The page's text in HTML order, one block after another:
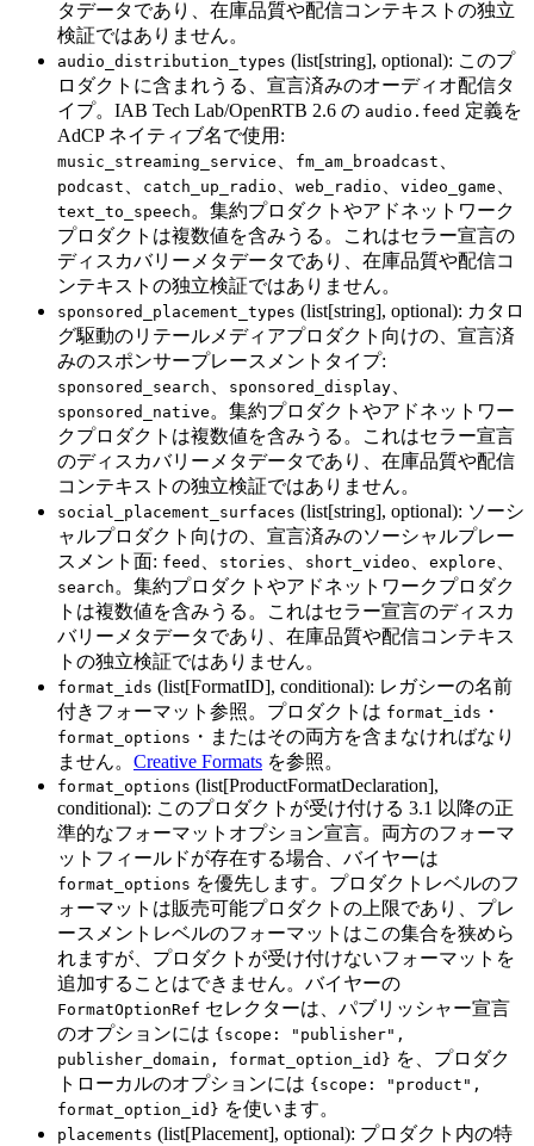
タデータであり、在庫品質や配信コンテキストの独立
検証ではありません。
audio_distribution_types (list[string], optional): このプ
ロダクトに含まれうる、宣言済みのオーディオ配信タ
イプ。IAB Tech Lab/OpenRTB 2.6 の audio.feed 定義を
AdCP ネイティブ名で使用:
music_streaming_service fm_am_broadcast
podcast catch_up_radio web_radio video_game
text_to_speech 。集約プロダクトやアドネットワーク
プロダクトは複数値を含みうる。これはセラー宣言の
ディスカバリーメタデータであり、在庫品質や配信コ
ンテキストの独立検証ではありません。
sponsored_placement_types (list[string], optional): カタロ
グ駆動のリテールメディアプロダクト向けの、宣言済
みのスポンサープレースメントタイプ:
sponsored_search sponsored_display
sponsored_native 。集約プロダクトやアドネットワー
クプロダクトは複数値を含みうる。これはセラー宣言
のディスカバリーメタデータであり、在庫品質や配信
コンテキストの独立検証ではありません。
social_placement_surfaces (list[string], optional): ソーシ
ャルプロダクト向けの、宣言済みのソーシャルプレー
スメント面: feed stories short_video explore
search 。集約プロダクトやアドネットワークプロダク
トは複数値を含みうる。これはセラー宣言のディスカ
バリーメタデータであり、在庫品質や配信コンテキス
トの独立検証ではありません。
format_ids (list[FormatID], conditional): レガシーの名前
付きフォーマット参照。プロダクトは format_ids ・
format_options ・またはその両方を含まなければなり
ません。 Creative Formats を参照。
format_options (list[ProductFormatDeclaration],
conditional): このプロダクトが受け付ける 3.1 以降の正
準的なフォーマットオプション宣言。両方のフォーマ
ットフィールドが存在する場合、バイヤーは
format_options を優先します。プロダクトレベルのフ
ォーマットは販売可能プロダクトの上限であり、プレ
ースメントレベルのフォーマットはこの集合を狭めら
れますが、プロダクトが受け付けないフォーマットを
追加することはできません。バイヤーの
FormatOptionRef セレクターは、パブリッシャー宣言
のオプションには {scope: "publisher",
publisher_domain, format_option_id} を、プロダク
トローカルのオプションには {scope: "product",
format_option_id} を使います。
placements (list[Placement], optional): プロダクト内の特